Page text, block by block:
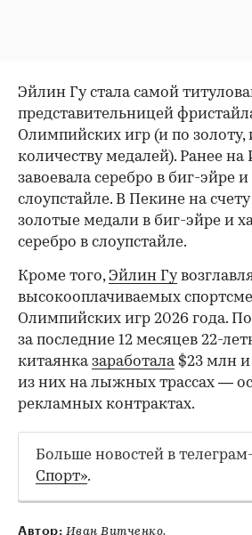
Эйлин Гу стала самой
представительницей
Олимпийских игр (и по
количеству медалей). Ранее на
завоевала серебро в биг-эйре и
слоупстайле. В Пекине на
золотые медали в биг-эйре и
серебро в слоупстайле.
Кроме того, Эйлин Гу
высокооплачиваемых
Олимпийских игр 2026 года.
за последние 12 месяцев 22-
китаянказаработала$23 млн и
из них на лыжных трассах —
рекламных контрактах.
Больше новостей в
Спорт».
Автор: Иван Витченко.